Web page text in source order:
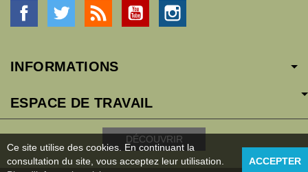
Facebook Twitter YouTube
INFORMATIONS
ESPACE DE TRAVAIL
DÉCOUVRIR
Ce site utilise des cookies. En continuant la
consultation du site, vous acceptez leur utilisation.
ACCEPTER